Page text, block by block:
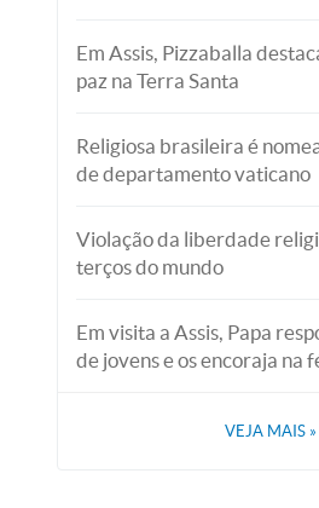
Em Assis, Pizzaballa
paz na Terra Santa
Religiosa brasileira é
de departamento vaticano
Violação da liberdade
terços do mundo
Em visita a Assis, Papa
de jovens e os encoraja na
VEJA MAIS »